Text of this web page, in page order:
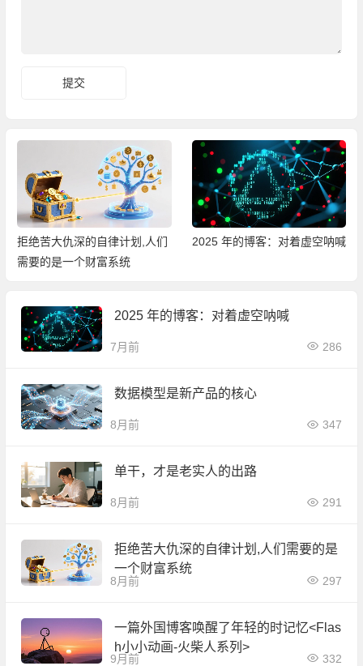
拒绝苦大仇深的自律计划,人们
需要的是一个财富系统
2025 年的博客：对着虚空呐喊
2025 年的博客：对着虚空呐喊
7月前 286
数据模型是新产品的核心
8月前 347
单干，才是老实人的出路
8月前 291
拒绝苦大仇深的自律计划,人们需要的是
一个财富系统
8月前 297
一篇外国博客唤醒了年轻的时记忆<Flas
h小小动画-火柴人系列>
9月前 332